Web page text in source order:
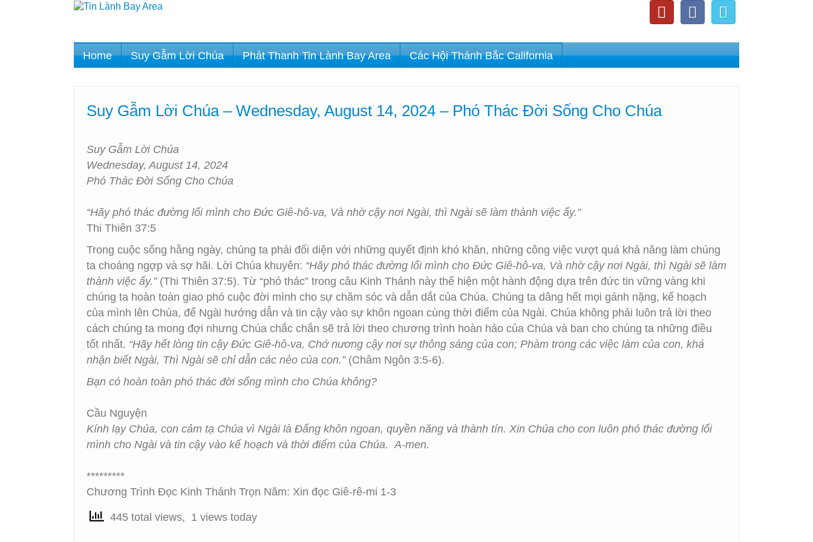
Home Suy Gẫm Lời Chúa Phát Thanh Tin Lành Bay Area Các Hội Thánh Bắc California
Suy Gẫm Lời Chúa – Wednesday, August 14, 2024 – Phó Thác Đời Sống Cho Chúa
Suy Gẫm Lời Chúa
Wednesday, August 14, 2024
Phó Thác Đời Sống Cho Chúa
“Hãy phó thác đường lối mình cho Đức Giê-hô-va, Và nhờ cậy nơi Ngài, thì Ngài sẽ làm thành việc ấy.”
Thi Thiên 37:5
Trong cuộc sống hằng ngày, chúng ta phải đối diện với những quyết định khó khăn, những công việc vượt quá khả năng làm chúng
ta choáng ngợp và sợ hãi. Lời Chúa khuyên: “Hãy phó thác đường lối mình cho Đức Giê-hô-va, Và nhờ cậy nơi Ngài, thì Ngài sẽ làm
thành việc ấy.”(Thi Thiên 37:5). Từ “phó thác” trong câu Kinh Thánh này thể hiện một hành động dựa trên đức tin vững vàng khi
chúng ta hoàn toàn giao phó cuộc đời mình cho sự chăm sóc và dẫn dắt của Chúa. Chúng ta dâng hết mọi gánh nặng, kế hoạch
của mình lên Chúa, để Ngài hướng dẫn và tin cậy vào sự khôn ngoan cùng thời điểm của Ngài. Chúa không phải luôn trả lời theo
cách chúng ta mong đợi nhưng Chúa chắc chắn sẽ trả lời theo chương trình hoàn hảo của Chúa và ban cho chúng ta những điều
tốt nhất. “Hãy hết lòng tin cậy Đức Giê-hô-va, Chớ nương cậy nơi sự thông sáng của con; Phàm trong các việc làm của con, khá
nhận biết Ngài, Thì Ngài sẽ chỉ dẫn các nẻo của con.”(Châm Ngôn 3:5-6).
Bạn có hoàn toàn phó thác đời sống mình cho Chúa không?
Cầu Nguyện
Kính lạy Chúa, con cảm tạ Chúa vì Ngài là Đấng khôn ngoan, quyền năng và thành tín. Xin Chúa cho con luôn phó thác đường lối
mình cho Ngài và tin cậy vào kế hoạch và thời điểm của Chúa. A-men.
*********
Chương Trình Đọc Kinh Thánh Trọn Năm: Xin đọc Giê-rê-mi 1-3
445 total views, 1 views today